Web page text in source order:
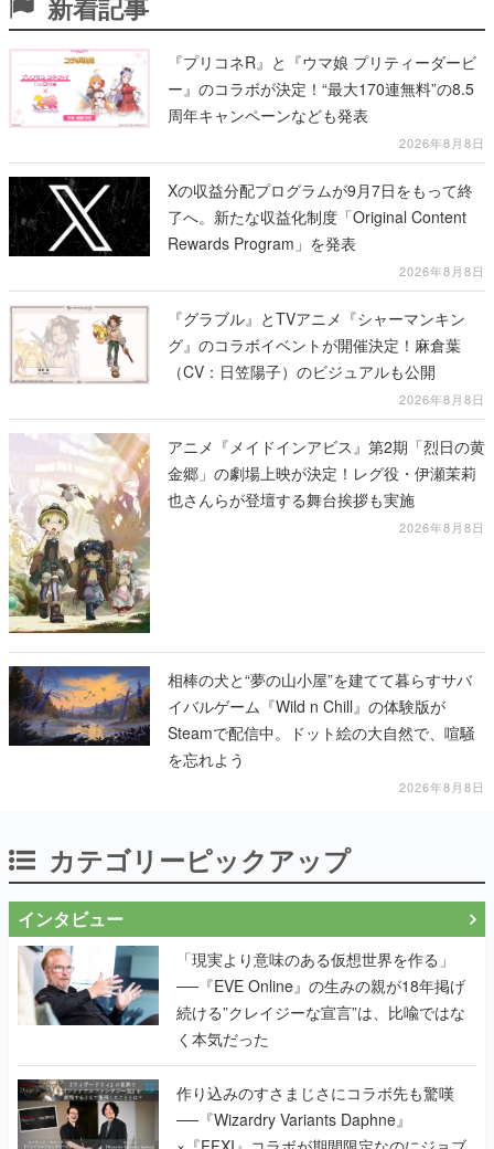
『プリコネR』と『ウマ娘 プリティーダービ
ー』のコラボが決定！“最大170連無料”の8.5
周年キャンペーンなども発表
2026年8月8日
Xの収益分配プログラムが9月7日をもって終
了へ。新たな収益化制度「Original Content
Rewards Program」を発表
2026年8月8日
『グラブル』とTVアニメ『シャーマンキン
グ』のコラボイベントが開催決定！麻倉葉
（CV：日笠陽子）のビジュアルも公開
2026年8月8日
アニメ『メイドインアビス』第2期「烈日の黄
金郷」の劇場上映が決定！レグ役・伊瀬茉莉
也さんらが登壇する舞台挨拶も実施
2026年8月8日
相棒の犬と“夢の山小屋”を建てて暮らすサバ
イバルゲーム『Wild n Chill』の体験版が
Steamで配信中。ドット絵の大自然で、喧騒
を忘れよう
2026年8月8日
カテゴリーピックアップ
インタビュー
「現実より意味のある仮想世界を作る」
──『EVE Online』の生みの親が18年掲げ
続ける”クレイジーな宣言”は、比喩ではな
く本気だった
作り込みのすさまじさにコラボ先も驚嘆
──『Wizardry Variants Daphne』